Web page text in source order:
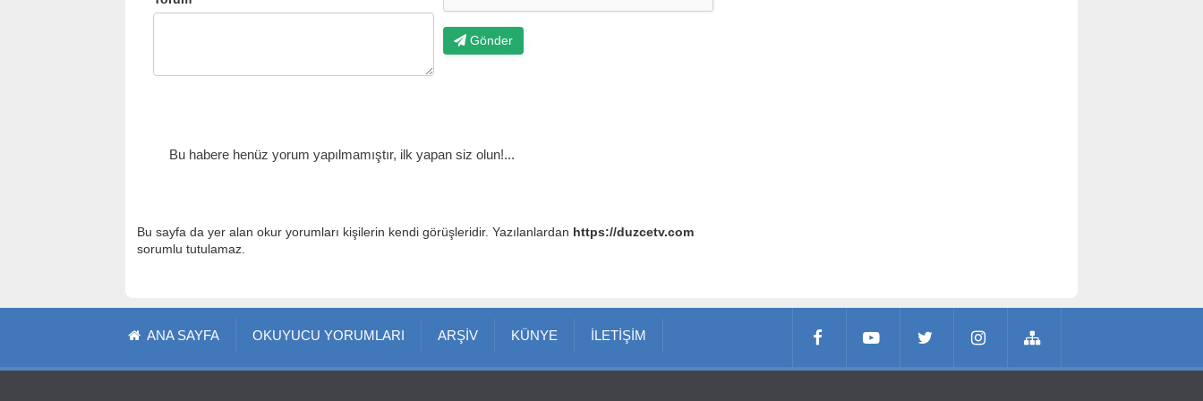
Gönder
Bu habere henüz yorum yapılmamıştır, ilk yapan siz olun!...
Bu sayfa da yer alan okur yorumları kişilerin kendi görüşleridir. Yazılanlardan https://duzcetv.com
sorumlu tutulamaz.
ANA SAYFA OKUYUCU YORUMLARI ARŞİV KÜNYE İLETİŞİM